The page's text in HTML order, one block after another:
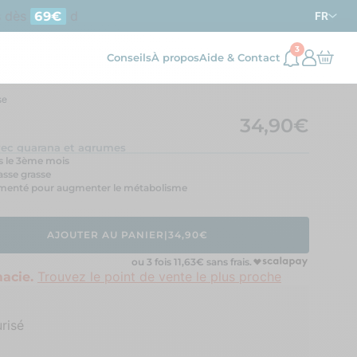
69€ d’achat en France métropolitaine FR
ConseilsÀ proposAide & Contact
3
guarana et agrumes
34,90€
le 3ème mois
grasse
pour augmenter le métabolisme
AJOUTER AU PANIER | 34,90€
ou 3 fois11,63€ sans frais.
Trouvez le point de vente le plus proche